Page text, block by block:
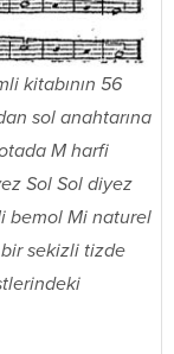
kitabının 56
sol anahtarına
M harfi
Sol Sol diyez
bemol Mi naturel
bir sekizli tizde